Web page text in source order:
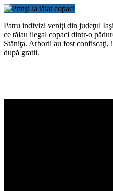
Patru indivizi veniţi din judeţul
ce tăiau ilegal copaci dintr-o
Stăniţa. Arborii au fost confiscaţi,
după gratii.